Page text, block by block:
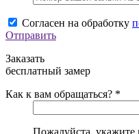
Согласен на обработку
Отправить
Заказать
бесплатный замер
Как к вам обращаться? *
Пожалуйста, укажите